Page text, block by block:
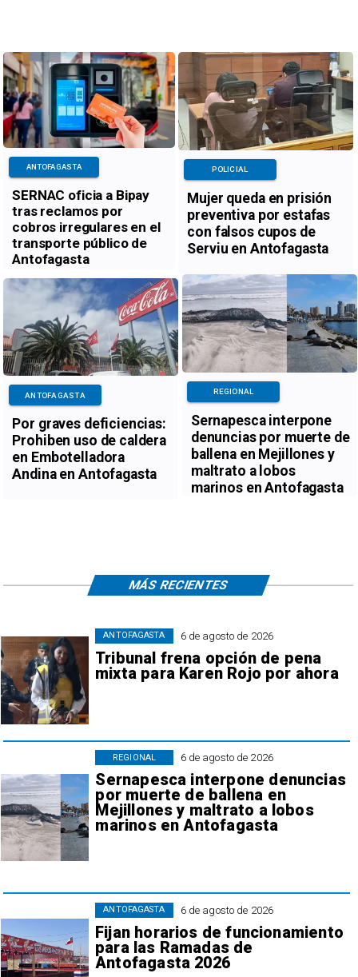
SERNAC oficia a Bipay
tras reclamos por
cobros irregulares en el
transporte público de
Antofagasta
ANTOFAGASTA
Mujer queda en prisión
preventiva por estafas
con falsos cupos de
Serviu en Antofagasta
POLICIAL
Por graves deficiencias:
Prohiben uso de caldera
en Embotelladora
Andina en Antofagasta
ANTOFAGASTA
Sernapesca interpone
denuncias por muerte de
ballena en Mejillones y
maltrato a lobos
marinos en Antofagasta
REGIONAL
6 de agosto de 2026
Tribunal frena opción de pena
mixta para Karen Rojo por ahora
ANTOFAGASTA
6 de agosto de 2026
Sernapesca interpone denuncias
por muerte de ballena en
Mejillones y maltrato a lobos
marinos en Antofagasta
REGIONAL
6 de agosto de 2026
Fijan horarios de funcionamiento
para las Ramadas de
Antofagasta 2026
ANTOFAGASTA
MÁS RECIENTES